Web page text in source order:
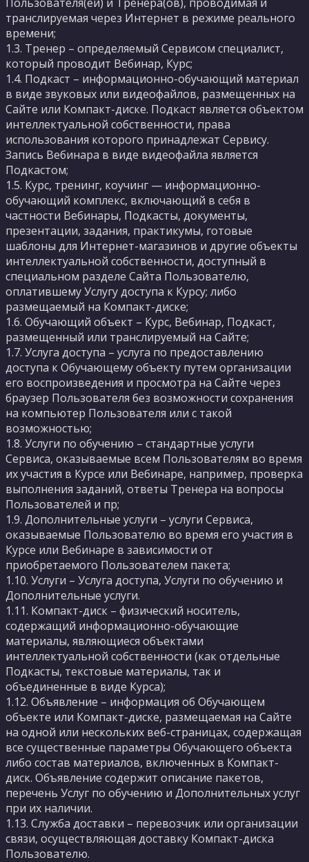
транслируемая через Интернет в режиме реального
времени;
1.3. Тренер – определяемый Сервисом специалист,
который проводит Вебинар, Курс;
1.4. Подкаст – информационно-обучающий материал
в виде звуковых или видеофайлов, размещенных на
Сайте или Компакт-диске. Подкаст является объектом
интеллектуальной собственности, права
использования которого принадлежат Сервису.
Запись Вебинара в виде видеофайла является
Подкастом;
1.5. Курс, тренинг, коучинг — информационно-
обучающий комплекс, включающий в себя в
частности Вебинары, Подкасты, документы,
презентации, задания, практикумы, готовые
шаблоны для Интернет-магазинов и другие объекты
интеллектуальной собственности, доступный в
специальном разделе Сайта Пользователю,
оплатившему Услугу доступа к Курсу; либо
размещаемый на Компакт-диске;
1.6. Обучающий объект – Курс, Вебинар, Подкаст,
размещенный или транслируемый на Сайте;
1.7. Услуга доступа – услуга по предоставлению
доступа к Обучающему объекту путем организации
его воспроизведения и просмотра на Сайте через
браузер Пользователя без возможности сохранения
на компьютер Пользователя или с такой
возможностью;
1.8. Услуги по обучению – стандартные услуги
Сервиса, оказываемые всем Пользователям во время
их участия в Курсе или Вебинаре, например, проверка
выполнения заданий, ответы Тренера на вопросы
Пользователей и пр;
1.9. Дополнительные услуги – услуги Сервиса,
оказываемые Пользователю во время его участия в
Курсе или Вебинаре в зависимости от
приобретаемого Пользователем пакета;
1.10. Услуги – Услуга доступа, Услуги по обучению и
Дополнительные услуги.
1.11. Компакт-диск – физический носитель,
содержащий информационно-обучающие
материалы, являющиеся объектами
интеллектуальной собственности (как отдельные
Подкасты, текстовые материалы, так и
объединенные в виде Курса);
1.12. Объявление – информация об Обучающем
объекте или Компакт-диске, размещаемая на Сайте
на одной или нескольких веб-страницах, содержащая
все существенные параметры Обучающего объекта
либо состав материалов, включенных в Компакт-
диск. Объявление содержит описание пакетов,
перечень Услуг по обучению и Дополнительных услуг
при их наличии.
1.13. Служба доставки – перевозчик или организации
связи, осуществляющая доставку Компакт-диска
Пользователю.